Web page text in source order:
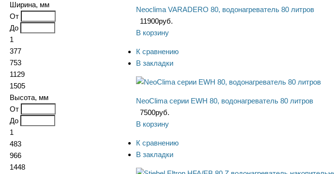
Ширина, мм
От
До
1
377
753
1129
1505
Высота, мм
От
До
1
483
966
1448
Neoclima VARADERO 80, водонагреватель 80 литров
11900руб.
В корзину
К сравнению
В закладки
NeoClima серии EWH 80, водонагреватель 80 литров
7500руб.
В корзину
К сравнению
В закладки